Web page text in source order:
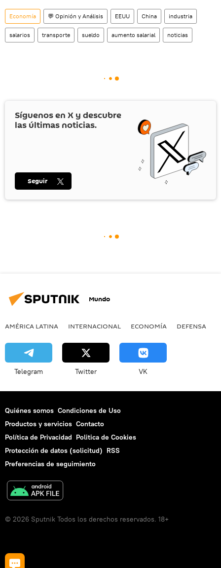
Economía 💬 Opinión y Análisis EEUU China industria
salarios transporte sueldo aumento salarial noticias
Síguenos en X y descubre
las últimas noticias.
Seguir
Mundo
AMÉRICA LATINA INTERNACIONAL ECONOMÍA DEFENSA
Telegram Twitter VK
Quiénes somos Condiciones de Uso
Productos y servicios Contacto
Política de Privacidad Politica de Cookies
Protección de datos (solicitud) RSS
Preferencias de seguimiento
© 2026 Sputnik Todos los derechos reservados. 18+